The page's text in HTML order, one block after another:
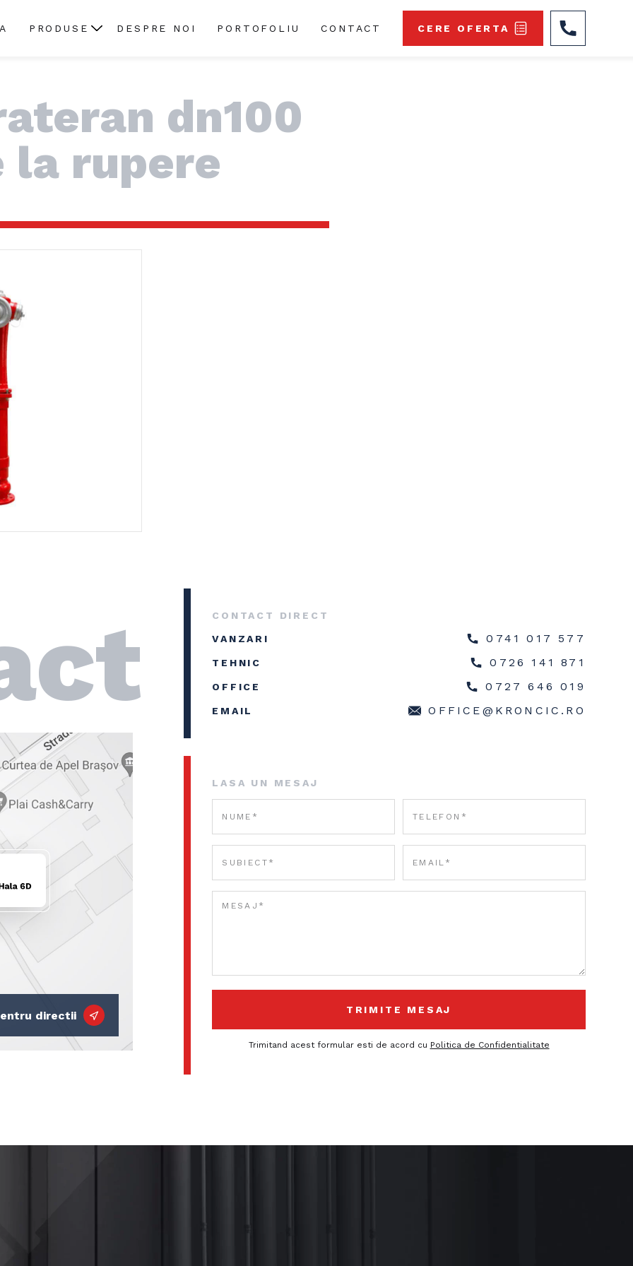
PRODUSE DESPRE NOI PORTOFOLIU CONTACT CERE OFERTA
dn100
rupere
directii
CONTACT DIRECT
VANZARI 0741 017 577
TEHNIC 0726 141 871
OFFICE 0727 646 019
EMAIL OFFICE@KRONCIC.RO
LASA UN MESAJ
Trimitand acest formular esti de acord cu Politica de Confidentialitate